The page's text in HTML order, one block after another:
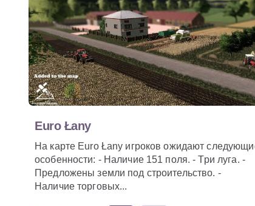
Euro Łany
На карте Euro Łany игроков ожидают
особенности: - Наличие 151 поля. - Три луга. -
Предложены земли под строительство. -
Наличие торговых...